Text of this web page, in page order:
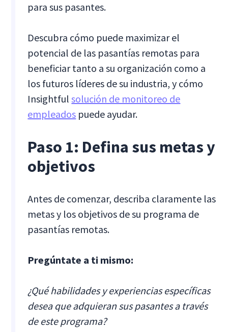
para sus pasantes.
Descubra cómo puede maximizar el
potencial de las pasantías remotas para
beneficiar tanto a su organización como a
los futuros líderes de su industria, y cómo
Insightfulsolución de monitoreo de
empleados puede ayudar.
Paso 1: Defina sus metas y
objetivos
Antes de comenzar, describa claramente las
metas y los objetivos de su programa de
pasantías remotas.
Pregúntate a ti mismo:
¿Qué habilidades y experiencias específicas
desea que adquieran sus pasantes a través
de este programa?